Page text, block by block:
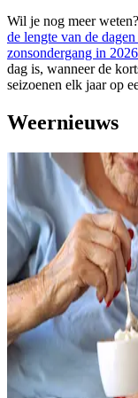
Wil je nog meer
de lengte van de
zonsondergang in
dag is, wanneer de
seizoenen elk jaar op
Weernieuws